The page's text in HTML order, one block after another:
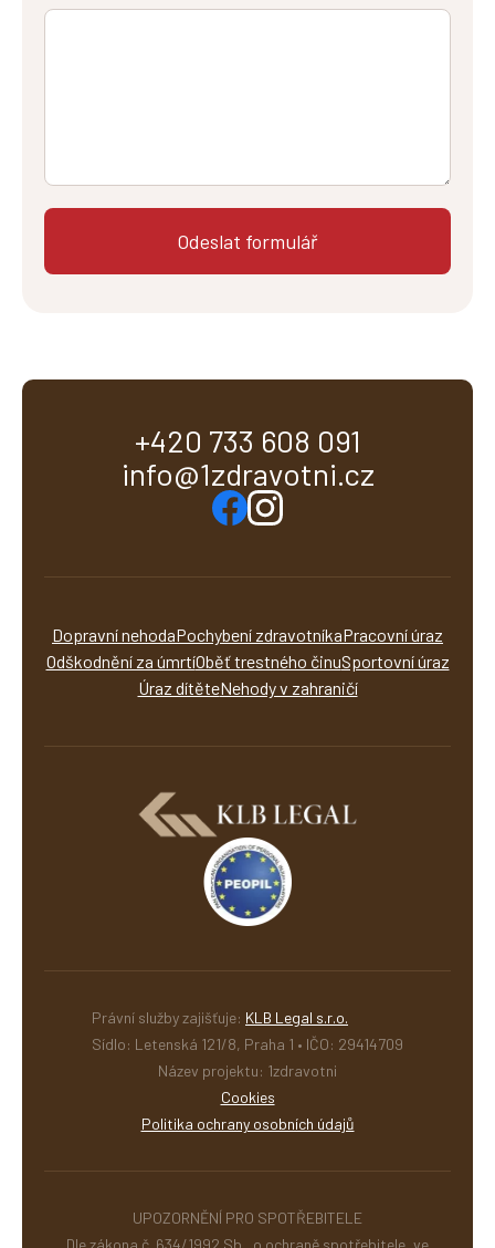
+420 733 608 091
info@1zdravotni.cz
Dopravní nehodaPochybení zdravotníkaPracovní úraz
Odškodnění za úmrtíOběť trestného činuSportovní úraz
Úraz dítěteNehody v zahraničí
Právní služby zajišťuje: KLB Legal s.r.o.
Sídlo: Letenská 121/8, Praha 1 • IČO: 29414709
Název projektu: 1zdravotni
Cookies
Politika ochrany osobních údajů
UPOZORNĚNÍ PRO SPOTŘEBITELE
Dle zákona č. 634/1992 Sb., o ochraně spotřebitele, ve